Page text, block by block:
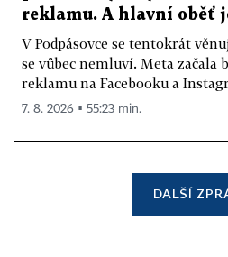
reklamu. A hlavní oběť
V Podpásovce se tentokrát
se vůbec nemluví. Meta
reklamu na Facebooku a
7. 8. 2026 ▪ 55:23 min.
DALŠÍ